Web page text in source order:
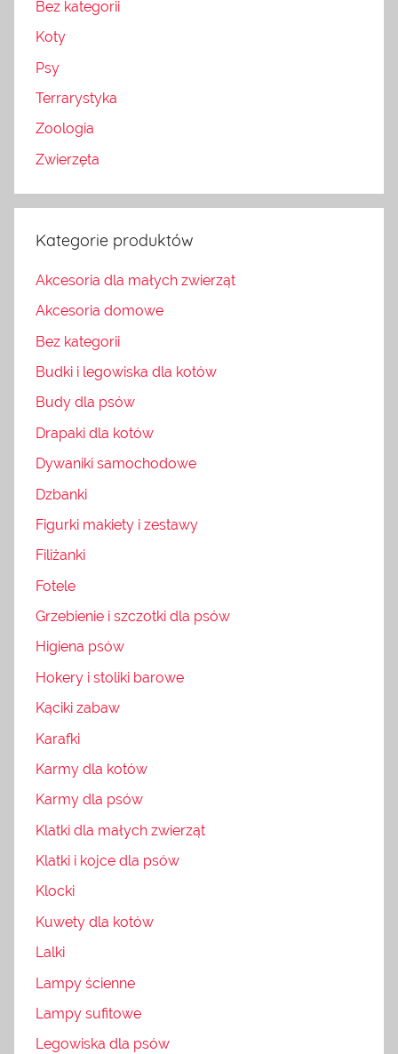
Bez kategorii
Koty
Psy
Terrarystyka
Zoologia
Zwierzęta
Kategorie produktów
Akcesoria dla małych zwierząt
Akcesoria domowe
Bez kategorii
Budki i legowiska dla kotów
Budy dla psów
Drapaki dla kotów
Dywaniki samochodowe
Dzbanki
Figurki makiety i zestawy
Filiżanki
Fotele
Grzebienie i szczotki dla psów
Higiena psów
Hokery i stoliki barowe
Kąciki zabaw
Karafki
Karmy dla kotów
Karmy dla psów
Klatki dla małych zwierząt
Klatki i kojce dla psów
Klocki
Kuwety dla kotów
Lalki
Lampy ścienne
Lampy sufitowe
Legowiska dla psów